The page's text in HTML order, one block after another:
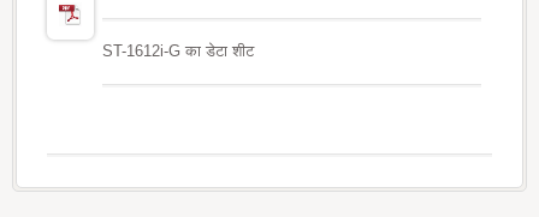
ST-1612i-G का डेटा शीट